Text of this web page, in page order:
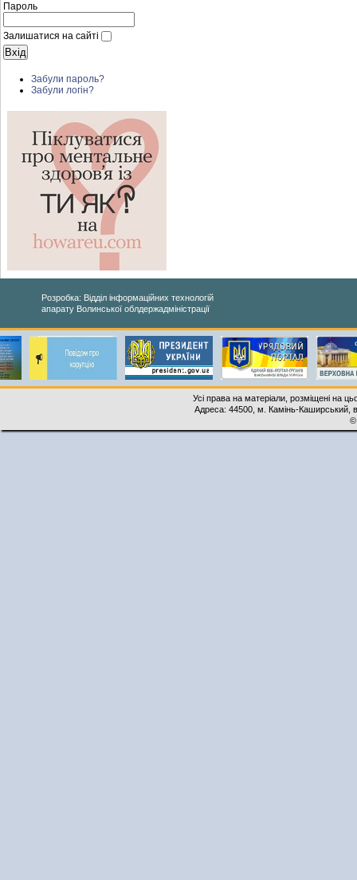
Пароль
Залишатися на сайті
Забули пароль?
Забули логін?
Розробка: Відділ інформаційних технологій
апарату Волинської облдержадміністрації
Усі права на матеріали, розміщені на
Адреса: 44500, м. Камінь-Каширський,
©